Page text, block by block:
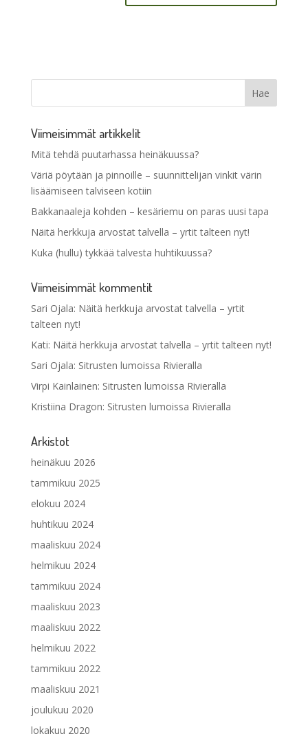
Viimeisimmät artikkelit
Mitä tehdä puutarhassa heinäkuussa?
Väriä pöytään ja pinnoille – suunnittelijan vinkit värin
lisäämiseen talviseen kotiin
Bakkanaaleja kohden – kesäriemu on paras uusi tapa
Näitä herkkuja arvostat talvella – yrtit talteen nyt!
Kuka (hullu) tykkää talvesta huhtikuussa?
Viimeisimmät kommentit
Sari Ojala: Näitä herkkuja arvostat talvella – yrtit
talteen nyt!
Kati: Näitä herkkuja arvostat talvella – yrtit talteen nyt!
Sari Ojala: Sitrusten lumoissa Rivieralla
Virpi Kainlainen: Sitrusten lumoissa Rivieralla
Kristiina Dragon: Sitrusten lumoissa Rivieralla
Arkistot
heinäkuu 2026
tammikuu 2025
elokuu 2024
huhtikuu 2024
maaliskuu 2024
helmikuu 2024
tammikuu 2024
maaliskuu 2023
maaliskuu 2022
helmikuu 2022
tammikuu 2022
maaliskuu 2021
joulukuu 2020
lokakuu 2020